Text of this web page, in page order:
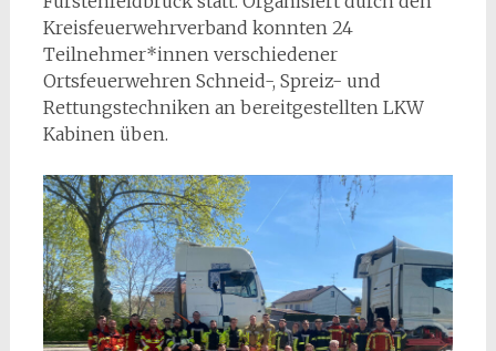
Kreisfeuerwehrverband konnten 24
Teilnehmer*innen verschiedener
Ortsfeuerwehren Schneid-, Spreiz- und
Rettungstechniken an bereitgestellten LKW
Kabinen üben.